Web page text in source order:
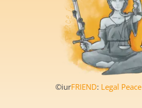
©iurFRIEND: Legal Peace